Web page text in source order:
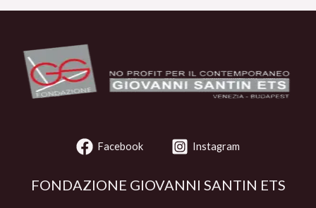
Facebook Instagram
FONDAZIONE GIOVANNI SANTIN ETS